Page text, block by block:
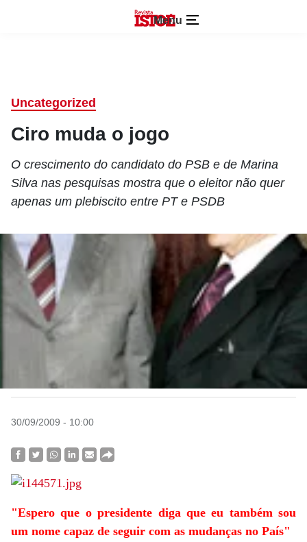
Menu
Uncategorized
Ciro muda o jogo
O crescimento do candidato do PSB e de Marina
Silva nas pesquisas mostra que o eleitor não quer
apenas um plebiscito entre PT e PSDB
30/09/2009 - 10:00
"Espero que o presidente diga que eu também sou
um nome capaz de seguir com as mudanças no País"